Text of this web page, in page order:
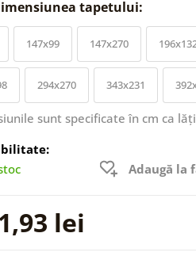
tapetului:
147x99 147x270
294x270 343x231
sunt specificate în cm ca
Adaugă la
lei